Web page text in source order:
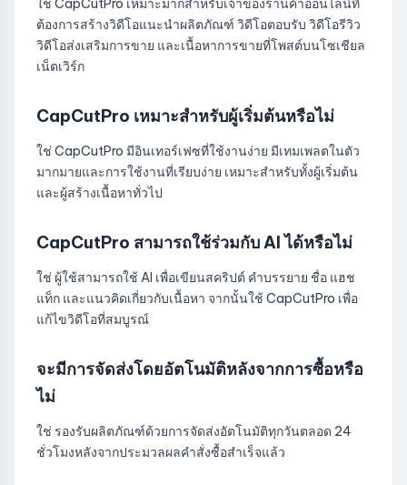
ใช่ CapCutPro เหมาะมากสำหรับเจ้าของร้านค้าออนไลน์ที่
ต้องการสร้างวิดีโอแนะนำผลิตภัณฑ์ วิดีโอตอบรับ วิดีโอรีวิว
วิดีโอส่งเสริมการขาย และเนื้อหาการขายที่โพสต์บนโซเชียล
เน็ตเวิร์ก
CapCutPro เหมาะสำหรับผู้เริ่มต้นหรือไม่
ใช่ CapCutPro มีอินเทอร์เฟซที่ใช้งานง่าย มีเทมเพลตในตัว
มากมายและการใช้งานที่เรียบง่าย เหมาะสำหรับทั้งผู้เริ่มต้น
และผู้สร้างเนื้อหาทั่วไป
CapCutPro สามารถใช้ร่วมกับ AI ได้หรือไม่
ใช่ ผู้ใช้สามารถใช้ AI เพื่อเขียนสคริปต์ คำบรรยาย ชื่อ แฮช
แท็ก และแนวคิดเกี่ยวกับเนื้อหา จากนั้นใช้ CapCutPro เพื่อ
แก้ไขวิดีโอที่สมบูรณ์
จะมีการจัดส่งโดยอัตโนมัติหลังจากการซื้อหรือ
ไม่
ใช่ รองรับผลิตภัณฑ์ด้วยการจัดส่งอัตโนมัติทุกวันตลอด 24
ชั่วโมงหลังจากประมวลผลคำสั่งซื้อสำเร็จแล้ว